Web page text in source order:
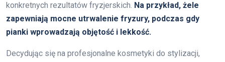
konkretnych rezultatów fryzjerskich. Na przykład, żele
zapewniają mocne utrwalenie fryzury, podczas gdy
pianki wprowadzają objętość i lekkość.
Decydując się na profesjonalne kosmetyki do stylizacji,